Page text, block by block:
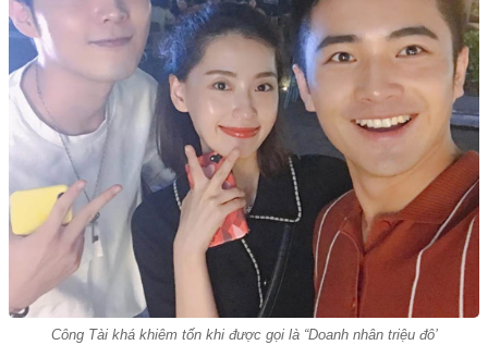
Công Tài khá khiêm tốn khi được gọi là “Doanh nhân triệu đô’